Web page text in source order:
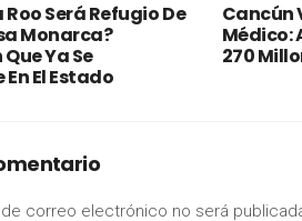
Será Refugio De
Monarca?
Ya Se
El Estado
Cancún
Médico:
270
correo electrónico no será